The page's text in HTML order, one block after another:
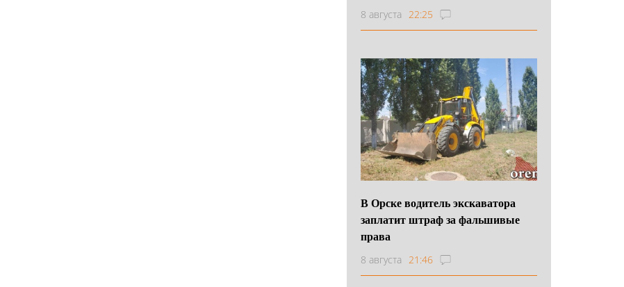
8 августа 22:25
В Орске водитель экскаватора
заплатит штраф за фальшивые
права
8 августа 21:46